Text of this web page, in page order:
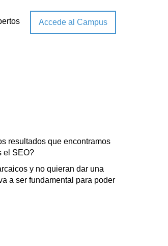
Accede al Campus
resultados que encontramos
el SEO?
y no quieran dar una
a ser fundamental para poder